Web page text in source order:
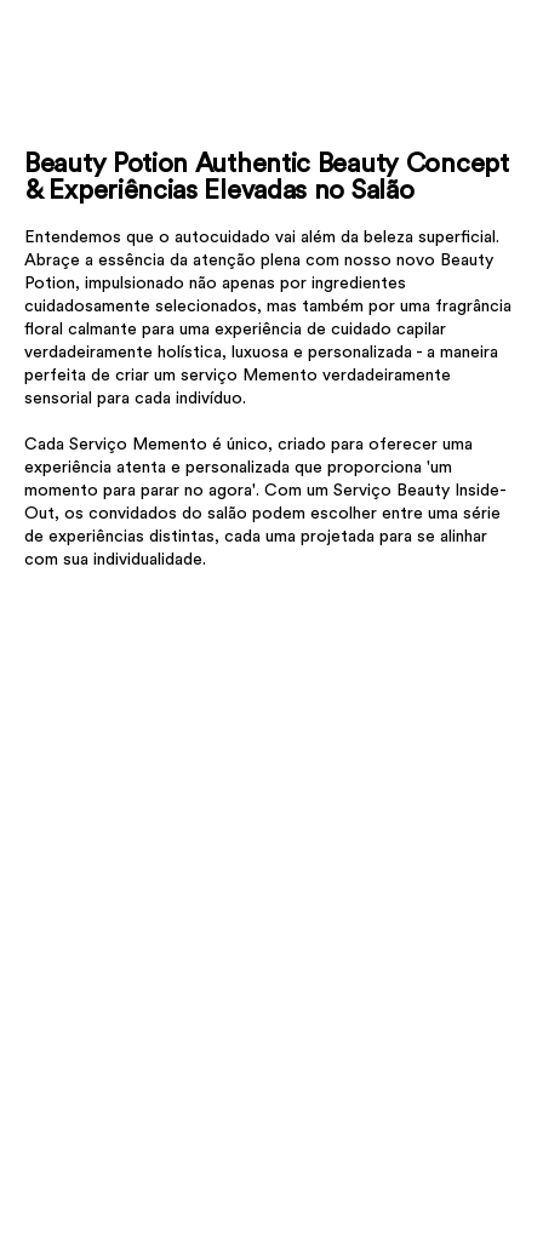
Beauty Potion Authentic Beauty Concept
& Experiências Elevadas no Salão
Entendemos que o autocuidado vai além da beleza superficial.
Abraçe a essência da atenção plena com nosso novo Beauty
Potion, impulsionado não apenas por ingredientes
cuidadosamente selecionados, mas também por uma fragrância
floral calmante para uma experiência de cuidado capilar
verdadeiramente holística, luxuosa e personalizada - a maneira
perfeita de criar um serviço Memento verdadeiramente
sensorial para cada indivíduo.
Cada Serviço Memento é único, criado para oferecer uma
experiência atenta e personalizada que proporciona 'um
momento para parar no agora'. Com um Serviço Beauty Inside-
Out, os convidados do salão podem escolher entre uma série
de experiências distintas, cada uma projetada para se alinhar
com sua individualidade.